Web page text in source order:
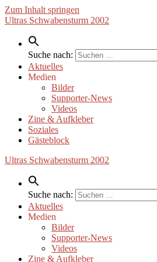
Zum Inhalt springen
Ultras Schwabensturm 2002
Suche nach:
Aktuelles
Medien
Bilder
Supporter-News
Videos
Zine & Aufkleber
Soziales
Gästeblock
Ultras Schwabensturm 2002
Suche nach:
Aktuelles
Medien
Bilder
Supporter-News
Videos
Zine & Aufkleber